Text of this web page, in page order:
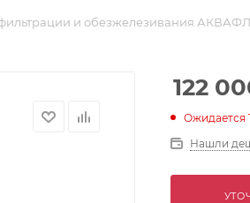
фильтрации и обезжелезивания
122
Ожидается
Нашли